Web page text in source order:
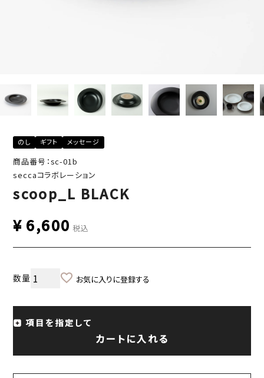
のし ギフト メッセージ
商品番号：sc-01b
seccaコラボレーション
scoop_L BLACK
¥ 6,600 税込
お気に入りに登録する
項目を指定して
カートに入れる